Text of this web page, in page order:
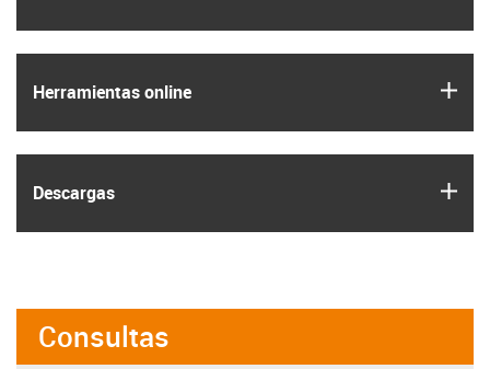
Herramientas online
Descargas
Consultas